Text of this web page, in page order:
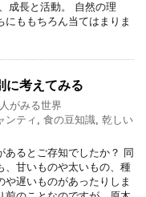
成長と活動。 自然の理
にももちろん当てはまりま
に考えてみる
がみる世界
ンティ , 食の豆知識, 乾しい
あるとご存知でしたか？ 同
、甘いものや太いもの、種
や遅いものがあったりしま